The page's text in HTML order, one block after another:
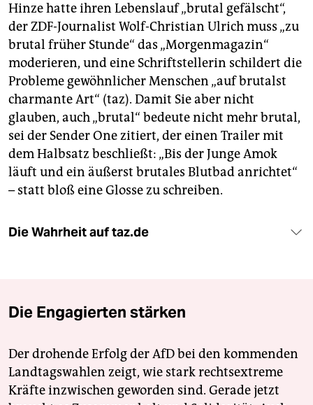
Hinze hatte ihren Lebenslauf „brutal gefälscht“,
der ZDF-Journalist Wolf-Christian Ulrich muss „zu
brutal früher Stunde“ das „Morgenmagazin“
moderieren, und eine Schriftstellerin schildert die
Probleme gewöhnlicher Menschen „auf brutalst
charmante Art“ (taz). Damit Sie aber nicht
glauben, auch „brutal“ bedeute nicht mehr brutal,
sei der Sender One zitiert, der einen Trailer mit
dem Halbsatz beschließt: „Bis der Junge Amok
läuft und ein äußerst brutales Blutbad anrichtet“
– statt bloß eine Glosse zu schreiben.
Die Wahrheit auf taz.de
Die Engagierten stärken
Der drohende Erfolg der AfD bei den kommenden
Landtagswahlen zeigt, wie stark rechtsextreme
Kräfte inzwischen geworden sind. Gerade jetzt